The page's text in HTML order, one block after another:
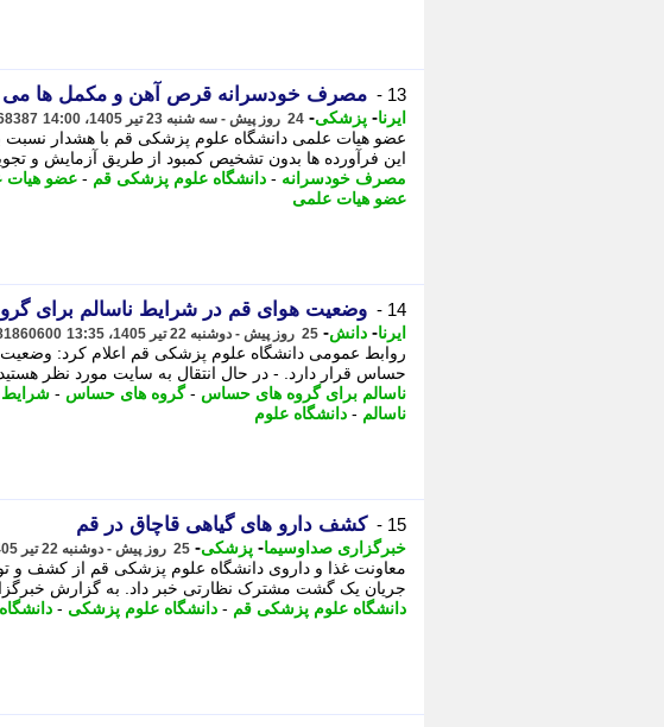
13 - مصرف خودسرانه قرص آهن و مکمل ها می
ایرنا- پزشکی- 24 روز پیش - سه شنبه 23 تیر 1405، 14:00
عضو هیات علمی دانشگاه علوم پزشکی قم با هشدار
این فرآورده ها بدون تشخیص کمبود از طریق آزمایش و
مصرف خودسرانه - دانشگاه علوم پزشکی قم - عضو هیات
عضو هیات علمی
14 - وضعیت هوای قم در شرایط ناسالم برای
ایرنا- دانش- 25 روز پیش - دوشنبه 22 تیر 1405، 13:35
روابط عمومی دانشگاه علوم پزشکی قم اعلام کرد:
حساس قرار دارد. - در ﺣﺎل اﻧﺘﻘﺎل ﺑﻪ ﺳﺎﯾﺖ ﻣﻮرد ﻧﻈﺮ
ناسالم برای گروه های حساس -گروه های حساس - شرایط
ناسالم - دانشگاه علوم
15 - کشف دارو های گیاهی قاچاق در قم
خبرگزاری صداوسیما- پزشکی- 25 روز پیش - دوشنبه 22 تیر 1405، 10:30
معاونت غذا و داروی دانشگاه علوم پزشکی قم از کشف و
جریان یک گشت مشترک نظارتی خبر داد. به گزارش
دانشگاه علوم پزشکی قم - دانشگاه علوم پزشکی -